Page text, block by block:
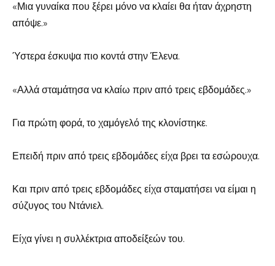
«Μια γυναίκα που ξέρει μόνο να κλαίει θα ήταν άχρηστη
απόψε.»
Ύστερα έσκυψα πιο κοντά στην Έλενα.
«Αλλά σταμάτησα να κλαίω πριν από τρεις εβδομάδες.»
Για πρώτη φορά, το χαμόγελό της κλονίστηκε.
Επειδή πριν από τρεις εβδομάδες είχα βρει τα εσώρουχα.
Και πριν από τρεις εβδομάδες είχα σταματήσει να είμαι η
σύζυγος του Ντάνιελ.
Είχα γίνει η συλλέκτρια αποδείξεών του.